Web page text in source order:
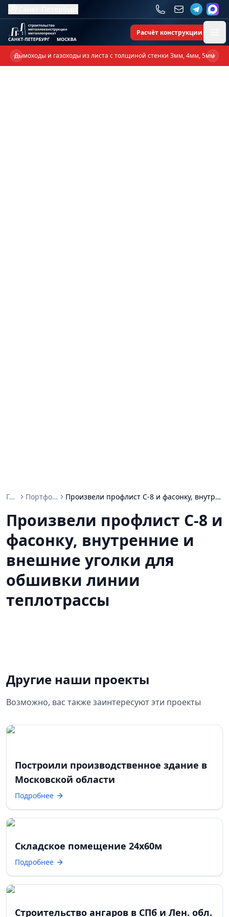
Расчёт конструкции
Дымоходы и газоходы из листа с толщиной стенки 3мм, 4мм, 5мм
Previous slide
Главная Портфолио проектов Произвели профлист С-8 и фасонку, внутренние и внешние уголки для обшивки линии теплотрассы
Произвели профлист С-8 и
фасонку, внутренние и
внешние уголки для
обшивки линии
теплотрассы
Другие наши проекты
Возможно, вас также заинтересуют эти проекты
Построили производственное здание в
Московской области
Подробнее
Складское помещение 24х60м
Подробнее
Строительство ангаров в СПб и Лен. обл.